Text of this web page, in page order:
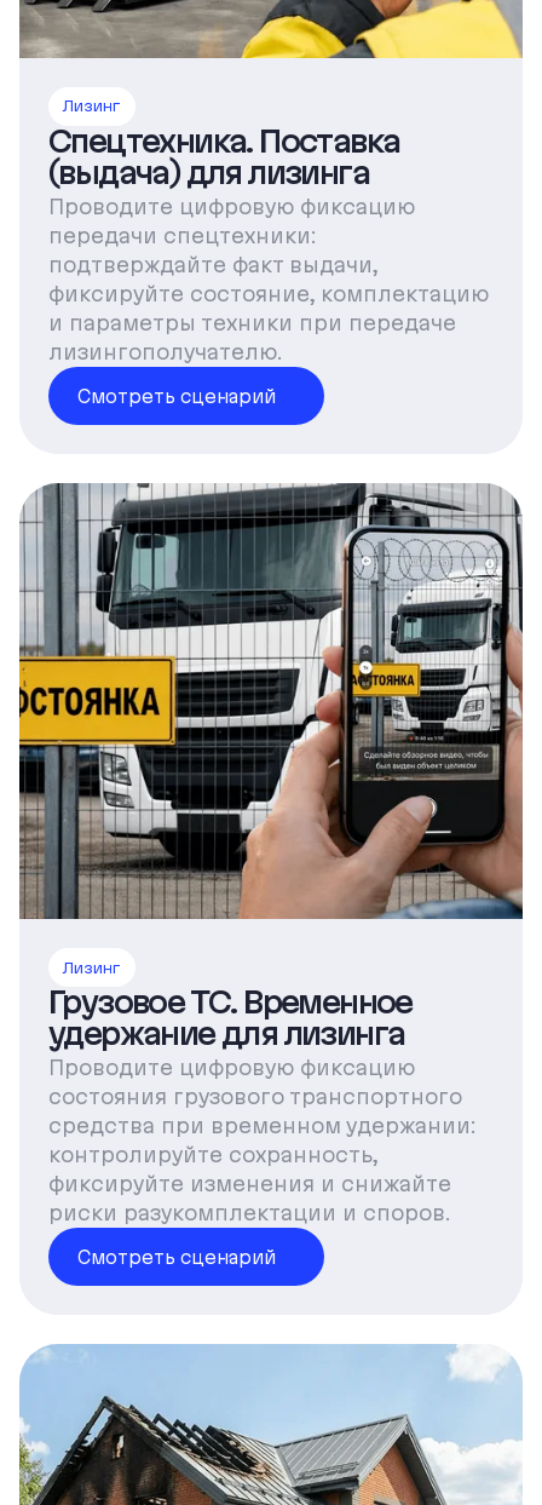
Лизинг
Спецтехника. Поставка
(выдача) для лизинга
Проводите цифровую фиксацию
передачи спецтехники:
подтверждайте факт выдачи,
фиксируйте состояние, комплектацию
и параметры техники при передаче
лизингополучателю.
Смотреть сценарий
Лизинг
Грузовое ТС. Временное
удержание для лизинга
Проводите цифровую фиксацию
состояния грузового транспортного
средства при временном удержании:
контролируйте сохранность,
фиксируйте изменения и снижайте
риски разукомплектации и споров.
Смотреть сценарий